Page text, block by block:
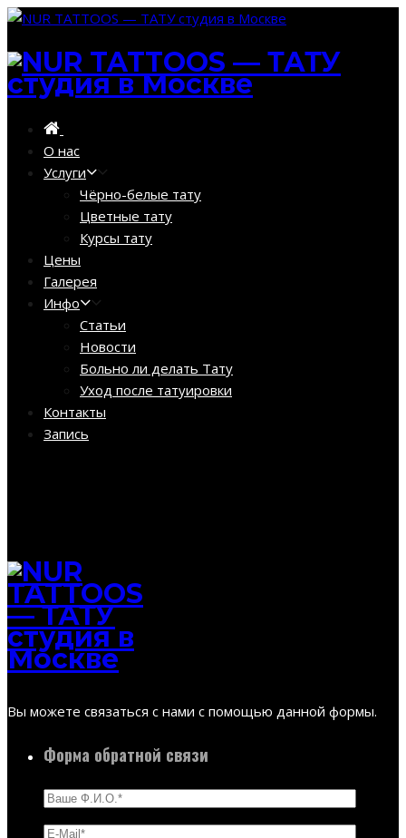
О нас
Услуги
Чёрно-белые тату
Цветные тату
Курсы тату
Цены
Галерея
Инфо
Статьи
Новости
Больно ли делать Тату
Уход после татуировки
Контакты
Запись
Вы можете связаться с нами с помощью данной формы.
Форма обратной связи